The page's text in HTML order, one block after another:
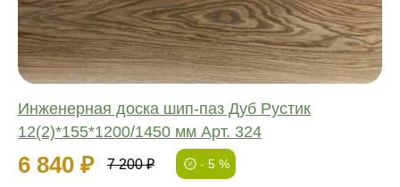
Инженерная доска шип-паз Дуб Рустик
12(2)*155*1200/1450 мм Арт. 324
6 840 ₽ 7 200 ₽ - 5 %
Толщина: